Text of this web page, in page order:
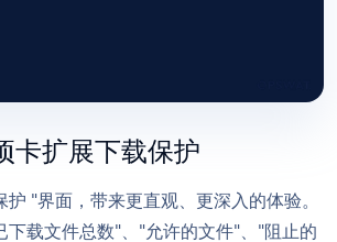
卡扩展下载保护
"界面，带来更直观、更深入的体验。
下载文件总数"、"允许的文件"、"阻止的